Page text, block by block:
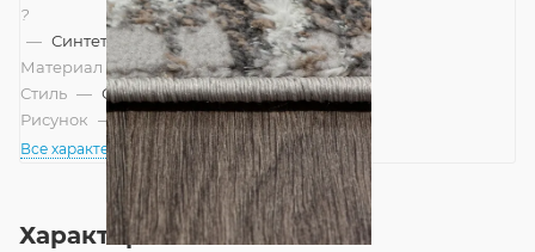
?
— Синтетический
Материал — Полиэстер
Стиль — Современный
Рисунок — Абстракция
Все характеристики
Характеристики